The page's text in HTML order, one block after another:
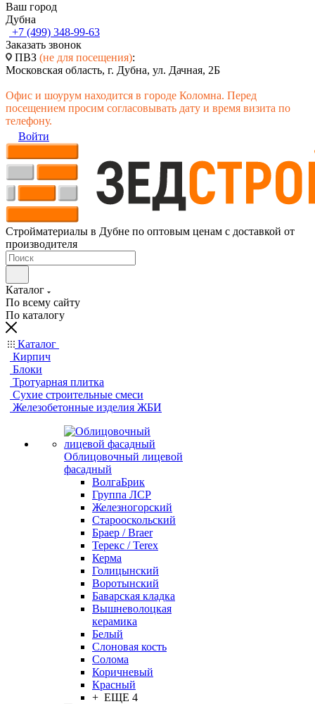
Ваш город
Дубна
+7 (499) 348-99-63
Заказать звонок
ПВЗ (не для посещения):
Московская область, г. Дубна, ул. Дачная, 2Б
Офис и шоурум находится в городе Коломна. Перед
посещением просим согласовывать дату и время визита по
телефону.
Войти
Стройматериалы в Дубне по оптовым ценам с доставкой от
производителя
Каталог
По всему сайту
По каталогу
Каталог
Кирпич
Блоки
Тротуарная плитка
Сухие строительные смеси
Железобетонные изделия ЖБИ
Облицовочный лицевой
фасадный
ВолгаБрик
Группа ЛСР
Железногорский
Старооскольский
Браер / Braer
Терекс / Terex
Керма
Голицынский
Воротынский
Баварская кладка
Вышневолоцкая
керамика
Белый
Слоновая кость
Солома
Коричневый
Красный
+ ЕЩЕ 4